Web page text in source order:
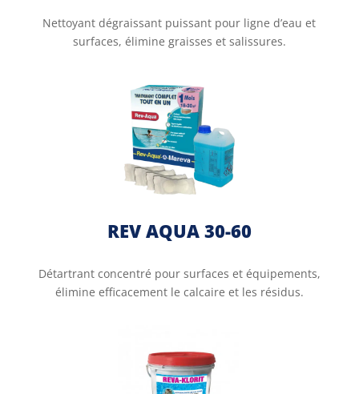
Nettoyant dégraissant puissant pour ligne d’eau et
surfaces, élimine graisses et salissures.
REV AQUA 30-60
Détartrant concentré pour surfaces et équipements,
élimine efficacement le calcaire et les résidus.